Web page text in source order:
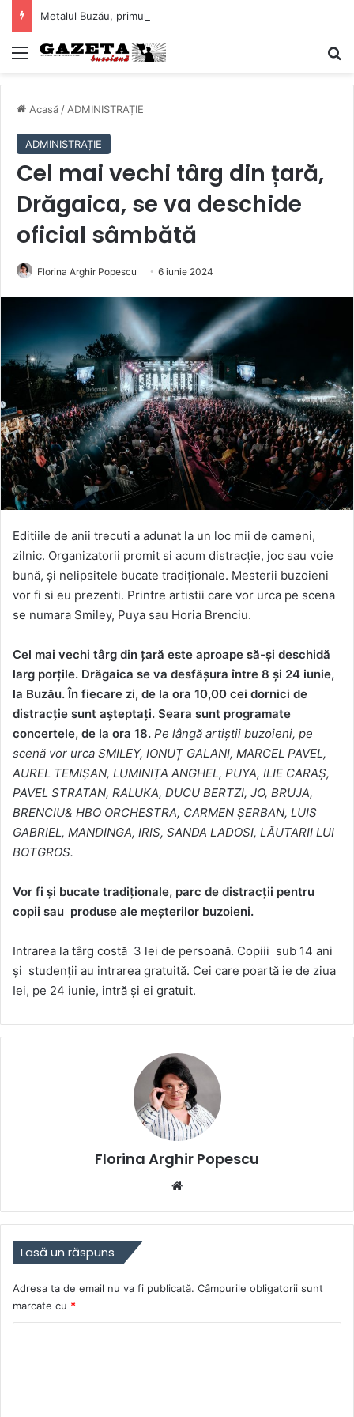
Mediu
Acasă / ADMINISTRAȚIE
ADMINISTRAȚIE
Cel mai vechi târg din țară,
Drăgaica, se va deschide
oficial sâmbătă
Florina Arghir Popescu 6 iunie 2024
Editiile de anii trecuti a adunat la un loc mii de oameni,
zilnic. Organizatorii promit si acum distracție, joc sau voie
bună, și nelipsitele bucate tradiționale. Mesterii buzoieni
vor fi si eu prezenti. Printre artistii care vor urca pe scena
se numara Smiley, Puya sau Horia Brenciu.
Cel mai vechi târg din țară este aproape să-și deschidă
larg porțile. Drăgaica se va desfășura între 8 și 24 iunie,
la Buzău. În fiecare zi, de la ora 10,00 cei dornici de
distracție sunt așteptați. Seara sunt programate
concertele, de la ora 18. Pe lângă artiștii buzoieni, pe
scenă vor urca SMILEY, IONUȚ GALANI, MARCEL PAVEL,
AUREL TEMIȘAN, LUMINIȚA ANGHEL, PUYA, ILIE CARAȘ,
PAVEL STRATAN, RALUKA, DUCU BERTZI, JO, BRUJA,
BRENCIU& HBO ORCHESTRA, CARMEN ȘERBAN, LUIS
GABRIEL, MANDINGA, IRIS, SANDA LADOSI, LĂUTARII LUI
BOTGROS.
Vor fi și bucate tradiționale, parc de distracții pentru
copii sau produse ale meșterilor buzoieni.
Intrarea la târg costă 3 lei de persoană. Copiii sub 14 ani
și studenții au intrarea gratuită. Cei care poartă ie de ziua
Iei, pe 24 iunie, intră și ei gratuit.
Florina Arghir Popescu
Lasă un răspuns
Adresa ta de email nu va fi publicată. Câmpurile obligatorii sunt
marcate cu *